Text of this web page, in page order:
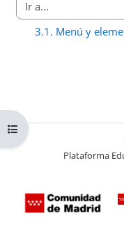
Abrir índice del curso
Ir a...
3.1. Menú y
Plataforma